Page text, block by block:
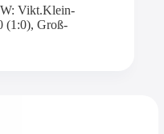
Vikt.Klein-
(1:0), Groß-